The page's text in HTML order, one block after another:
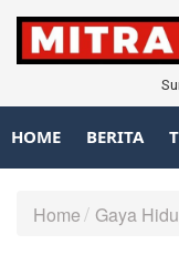
HOME BERITA
Home Gaya